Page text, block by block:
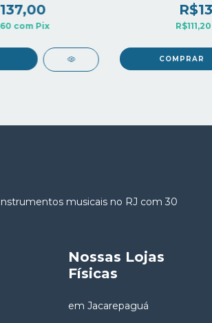
com Pix
musicais no RJ com 30
Nossas Lojas
Físicas
em Jacarepaguá